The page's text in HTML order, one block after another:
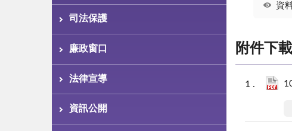
司法保護
廉政窗口
法律宣導
資訊公開
資
附件下載